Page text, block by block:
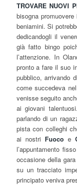
TROVARE NUOVI
bisogna
beniamini. Si
dedicandogli il
già fatto bingo
l’attenzione. In
pronto a fare il suo
pubblico, arrivando
come succedeva
venisse seguito
ai giovani
parlando di un
pista con colleghi
ai nostri Fuocoe
l’appuntamento
occasione della
su un tracciato
principato veniva